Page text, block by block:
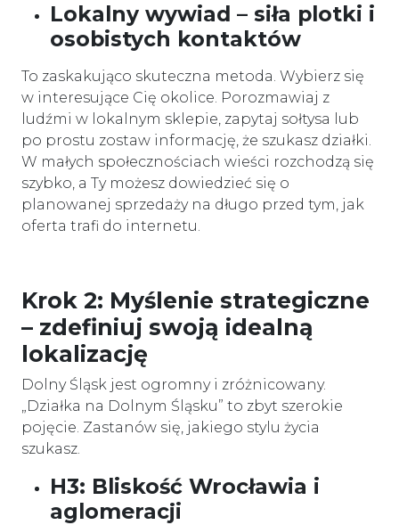
Lokalny wywiad – siła plotki i
osobistych kontaktów
To zaskakująco skuteczna metoda. Wybierz się
w interesujące Cię okolice. Porozmawiaj z
ludźmi w lokalnym sklepie, zapytaj sołtysa lub
po prostu zostaw informację, że szukasz działki.
W małych społecznościach wieści rozchodzą się
szybko, a Ty możesz dowiedzieć się o
planowanej sprzedaży na długo przed tym, jak
oferta trafi do internetu.
Krok 2: Myślenie strategiczne
– zdefiniuj swoją idealną
lokalizację
Dolny Śląsk jest ogromny i zróżnicowany.
„Działka na Dolnym Śląsku” to zbyt szerokie
pojęcie. Zastanów się, jakiego stylu życia
szukasz.
H3: Bliskość Wrocławia i
aglomeracji